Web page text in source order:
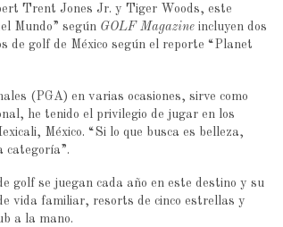
Trent Jones Jr. y Tiger Woods, este
Mundo” según GOLF Magazineincluyen dos
de golf de México según el reporte “Planet
(PGA) en varias ocasiones, sirve como
he tenido el privilegio de jugar en los
México. “Si lo que busca es belleza,
categoría”.
golf se juegan cada año en este destino y su
vida familiar, resorts de cinco estrellas y
a la mano.